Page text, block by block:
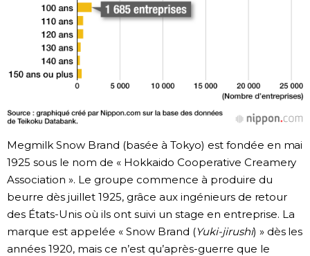
Megmilk Snow Brand (basée à Tokyo) est fondée en mai
1925 sous le nom de « Hokkaido Cooperative Creamery
Association ». Le groupe commence à produire du
beurre dès juillet 1925, grâce aux ingénieurs de retour
des États-Unis où ils ont suivi un stage en entreprise. La
marque est appelée « Snow Brand (Yuki-jirushi) » dès les
années 1920, mais ce n’est qu’après-guerre que le